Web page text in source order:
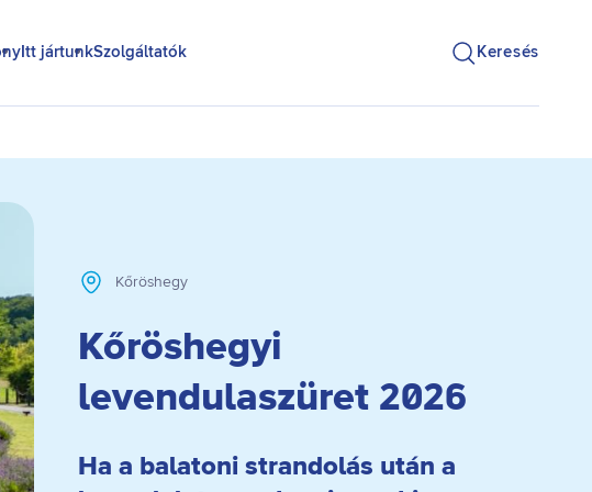
Itt jártunkSzolgáltatók Keresés
Kőröshegy
Kőröshegyi
levendulaszüret 2026
Ha a balatoni strandolás után a